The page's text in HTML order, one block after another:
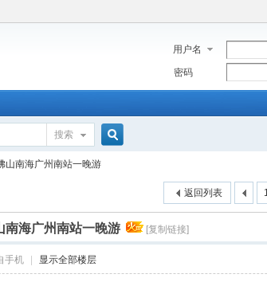
用户名
密码
搜索
索
山南海广州南站一晚游
返回列表
南海广州南站一晚游 [复制链接]
手机 显示全部楼层